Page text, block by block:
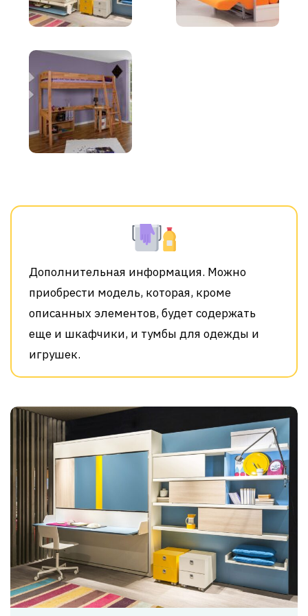
Дополнительная информация. Можно
приобрести модель, которая, кроме
описанных элементов, будет содержать
еще и шкафчики, и тумбы для одежды и
игрушек.